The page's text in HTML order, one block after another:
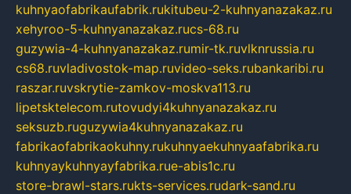
kuhnyaofabrikaufabrik.rukitubeu-2-kuhnyanazakaz.ru
xehyroo-5-kuhnyanazakaz.rucs-68.ru
guzywia-4-kuhnyanazakaz.rumir-tk.ruvlknrussia.ru
cs68.ruvladivostok-map.ruvideo-seks.rubankaribi.ru
raszar.ruvskrytie-zamkov-moskva113.ru
lipetsktelecom.rutovudyi4kuhnyanazakaz.ru
seksuzb.ruguzywia4kuhnyanazakaz.ru
fabrikaofabrikaokuhny.rukuhnyaekuhnyaafabrika.ru
kuhnyaykuhnyayfabrika.rue-abis1c.ru
store-brawl-stars.rukts-services.rudark-sand.ru